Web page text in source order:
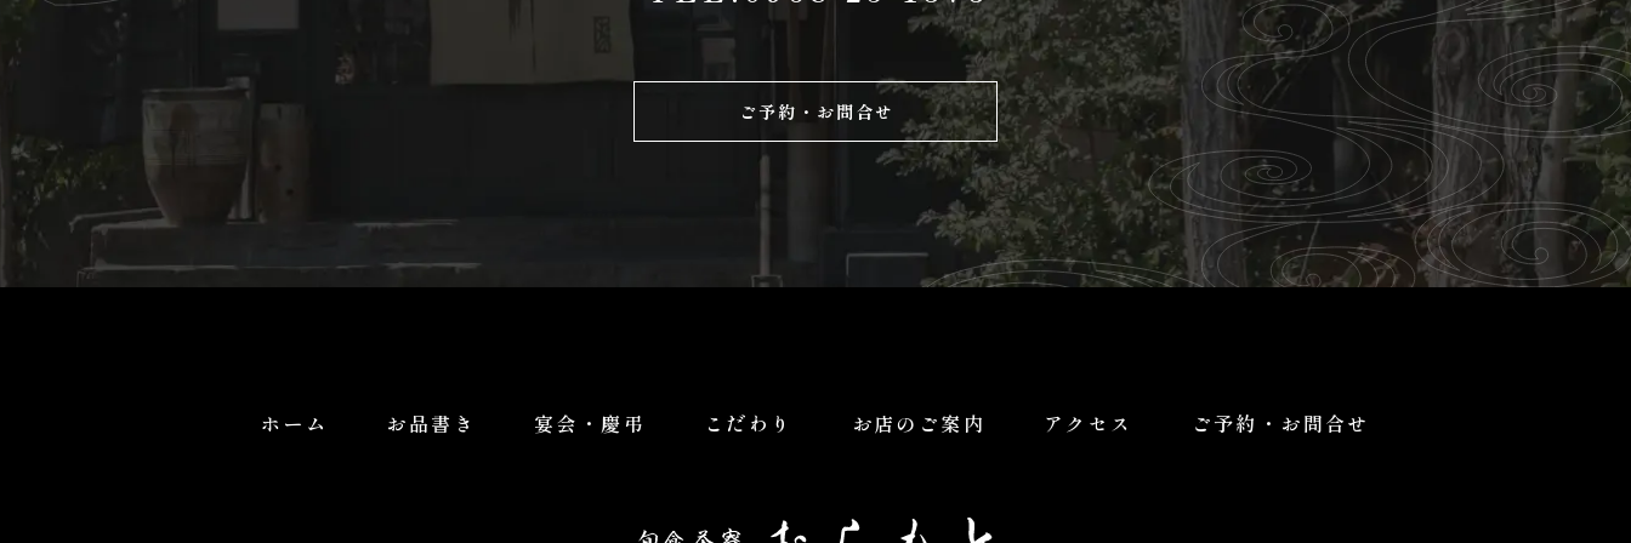
ご予約・お問合せ
ホーム お品書き 宴会・慶弔 こだわり お店のご案内 アクセス ご予約・お問合せ